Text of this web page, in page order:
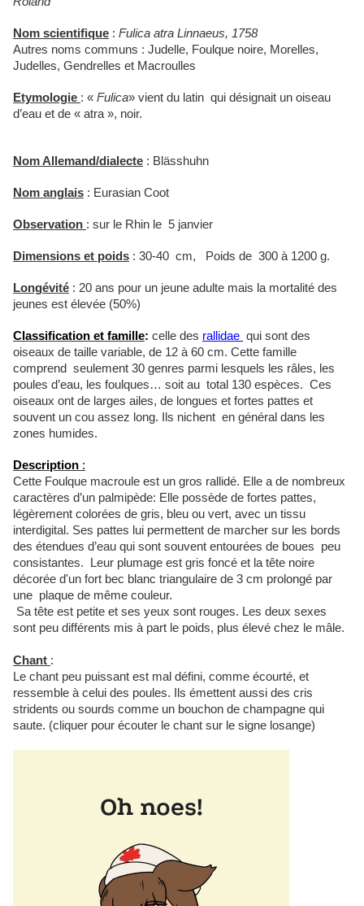
Nom scientifique : Fulica atra Linnaeus, 1758
Autres noms communs : Judelle, Foulque noire, Morelles,
Judelles, Gendrelles et Macroulles
Etymologie : « Fulica» vient du latin qui désignait un oiseau
d’eau et de « atra », noir.
Nom Allemand/dialecte : Blässhuhn
Nom anglais : Eurasian Coot
Observation : sur le Rhin le 5 janvier
Dimensions et poids : 30-40 cm, Poids de 300 à 1200 g.
Longévité : 20 ans pour un jeune adulte mais la mortalité des
jeunes est élevée (50%)
Classification et famille: celle des rallidae qui sont des
oiseaux de taille variable, de 12 à 60 cm. Cette famille
comprend seulement 30 genres parmi lesquels les râles, les
poules d’eau, les foulques… soit au total 130 espèces. Ces
oiseaux ont de larges ailes, de longues et fortes pattes et
souvent un cou assez long. Ils nichent en général dans les
zones humides.
Description :
Cette Foulque macroule est un gros rallidé. Elle a de nombreux
caractères d’un palmipède: Elle possède de fortes pattes,
légèrement colorées de gris, bleu ou vert, avec un tissu
interdigital. Ses pattes lui permettent de marcher sur les bords
des étendues d’eau qui sont souvent entourées de boues peu
consistantes. Leur plumage est gris foncé et la tête noire
décorée d'un fort bec blanc triangulaire de 3 cm prolongé par
une plaque de même couleur.
Sa tête est petite et ses yeux sont rouges. Les deux sexes
sont peu différents mis à part le poids, plus élevé chez le mâle.
Chant :
Le chant peu puissant est mal défini, comme écourté, et
ressemble à celui des poules. Ils émettent aussi des cris
stridents ou sourds comme un bouchon de champagne qui
saute. (cliquer pour écouter le chant sur le signe losange)